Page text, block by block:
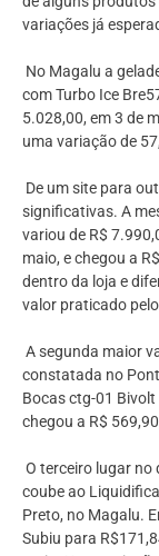
variações já
No Magalu a
com Turbo Ice
5.028,00, em 3 de
uma variação de
De um site para
significativas. A
variou de R$
maio, e chegou a
dentro da loja e
valor praticado
A segunda maior
constatada no
Bocas ctg-01
chegou a R$
O terceiro lugar no
coube ao
Preto, no Magalu.
Subiu para